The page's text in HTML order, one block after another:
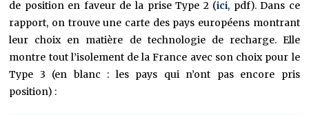
de position en faveur de la prise Type 2 (ici, pdf). Dans ce
rapport, on trouve une carte des pays européens montrant
leur choix en matière de technologie de recharge. Elle
montre tout l’isolement de la France avec son choix pour le
Type 3 (en blanc : les pays qui n’ont pas encore pris
position) :